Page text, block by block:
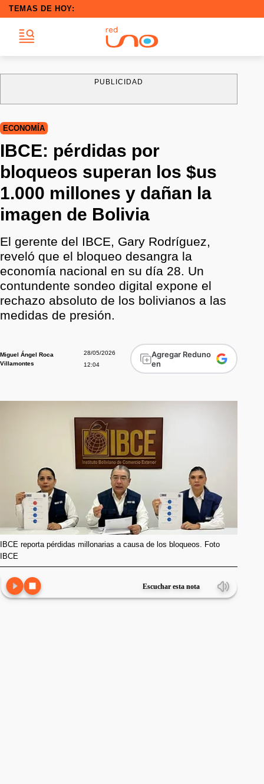
TEMAS DE HOY:
PUBLICIDAD
ECONOMÍA
IBCE: pérdidas por
bloqueos superan los $us
1.000 millones y dañan la
imagen de Bolivia
El gerente del IBCE, Gary Rodríguez,
reveló que el bloqueo desangra la
economía nacional en su día 28. Un
contundente sondeo digital expone el
rechazo absoluto de los bolivianos a las
medidas de presión.
Miguel Ángel Roca
Villamontes
28/05/2026
12:04
Agregar Reduno
en
IBCE reporta pérdidas millonarias a causa de los bloqueos. Foto
IBCE
Escuchar esta nota